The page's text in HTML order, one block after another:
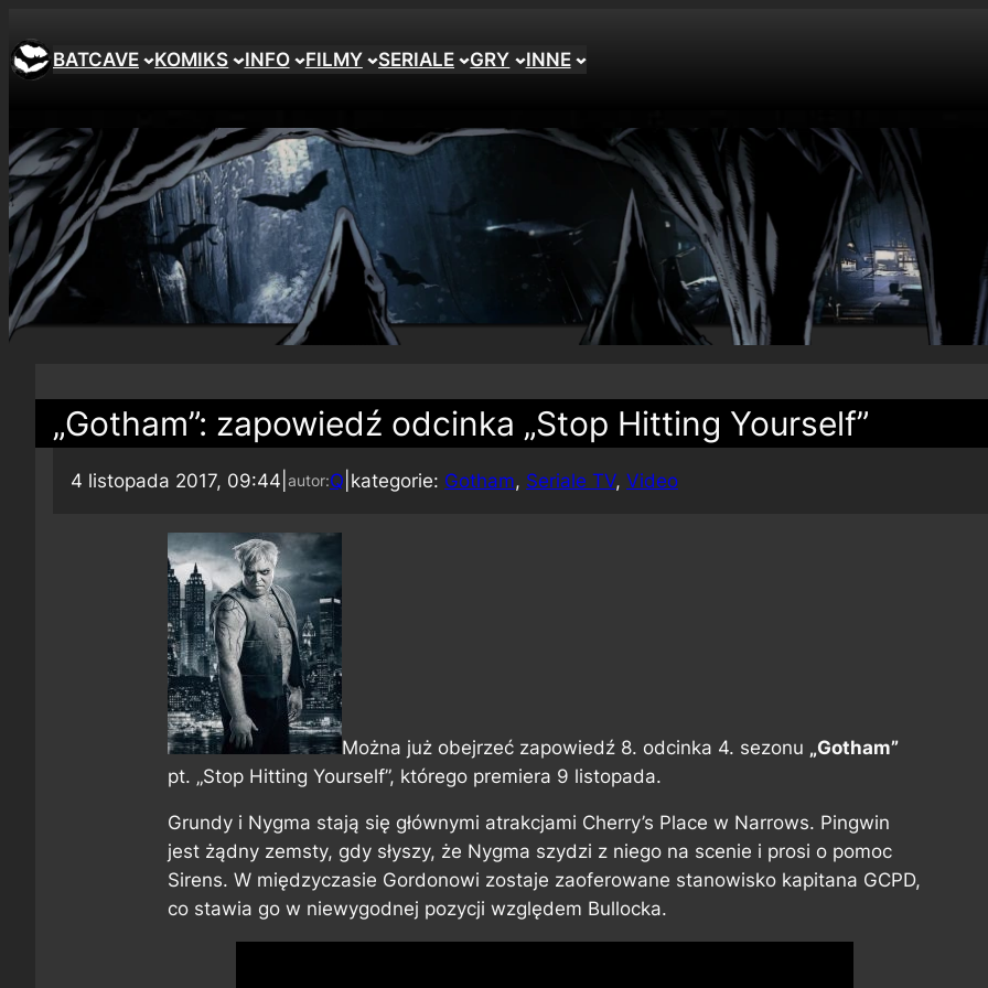
BATCAVE KOMIKS INFO FILMY SERIALE GRY INNE
„Gotham”: zapowiedź odcinka „Stop Hitting Yourself”
4 listopada 2017, 09:44 autor:Q kategorie: Gotham, Seriale TV, Video
Można już obejrzeć zapowiedź 8. odcinka 4. sezonu „Gotham”
pt. „Stop Hitting Yourself”, którego premiera 9 listopada.
Grundy i Nygma stają się głównymi atrakcjami Cherry’s Place w Narrows. Pingwin
jest żądny zemsty, gdy słyszy, że Nygma szydzi z niego na scenie i prosi o pomoc
Sirens. W międzyczasie Gordonowi zostaje zaoferowane stanowisko kapitana GCPD,
co stawia go w niewygodnej pozycji względem Bullocka.